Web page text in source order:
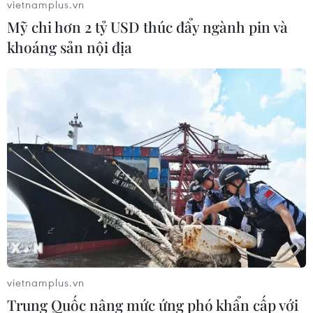
thử nghiệm điều trị Ebola tại Congo
04/08/2026 22:42
thiểu 10 công nghệ lõi
04/08/2026 15:34
Báo động xu hướng gia tăng người
trẻ mắc ung thư
04/08/2026 14:10
Tây Ban Nha phát trực tiếp nhật thực
vietnamplus.vn
Mỹ chi hơn 2 tỷ USD thúc đẩy ngành pin và
khoáng sản nội địa
vietnamplus.vn
Trung Quốc nâng mức ứng phó khẩn cấp với